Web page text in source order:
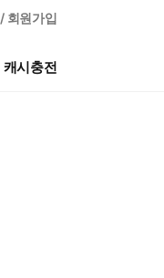
/ 회원가입
캐시충전